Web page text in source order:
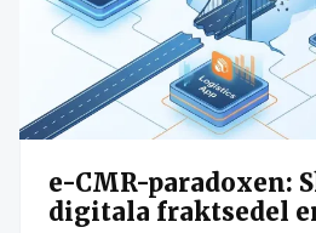
e-CMR-paradoxen:
digitala fraktsedel